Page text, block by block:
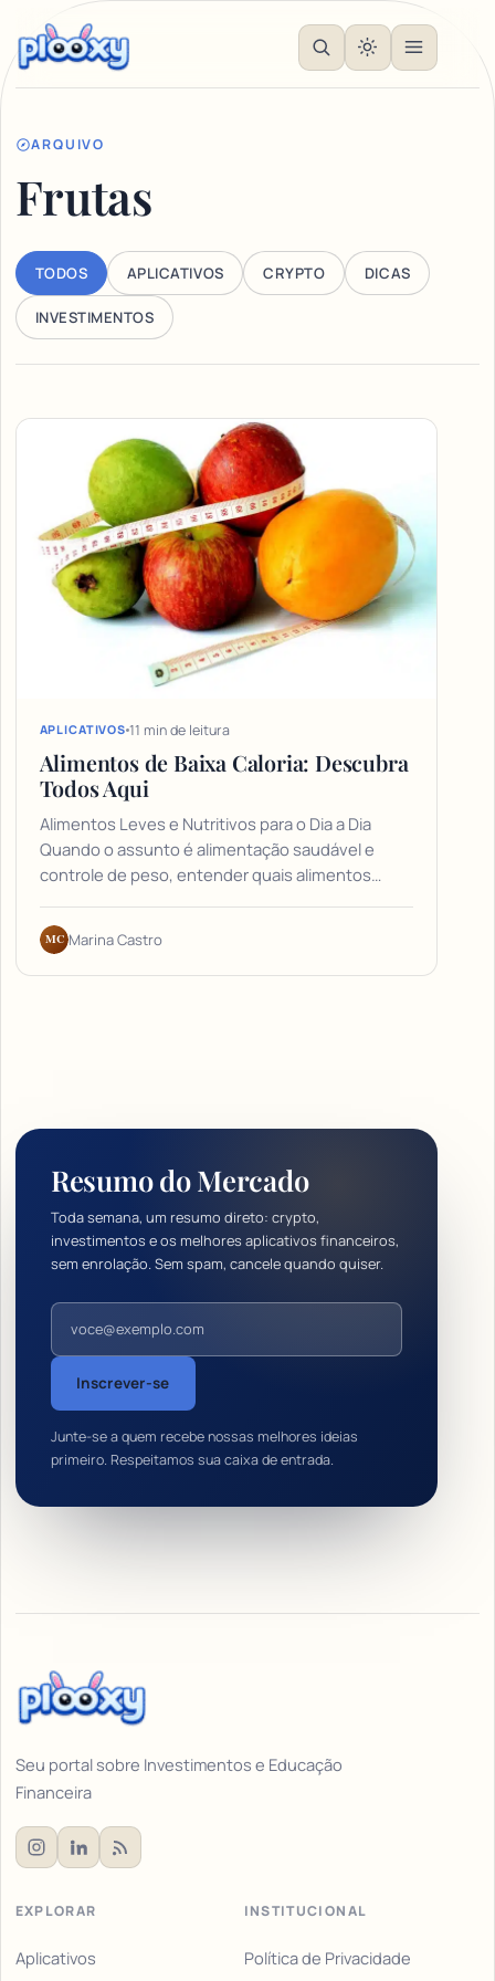
ARQUIVO
Frutas
TODOS APLICATIVOS CRYPTO DICAS
INVESTIMENTOS
Articles
APLICATIVOS 11 min de leitura
Alimentos de Baixa Caloria: Descubra
Todos Aqui
Alimentos Leves e Nutritivos para o Dia a Dia
Quando o assunto é alimentação saudável e
controle de peso, entender quais alimentos…
MC Marina Castro
Resumo do Mercado
Toda semana, um resumo direto: crypto,
investimentos e os melhores aplicativos financeiros,
sem enrolação. Sem spam, cancele quando quiser.
Endereço de e-mail
Inscrever-se
Junte-se a quem recebe nossas melhores ideias
primeiro. Respeitamos sua caixa de entrada.
Seu portal sobre Investimentos e Educação
Financeira
EXPLORAR
Aplicativos
INSTITUCIONAL
Política de Privacidade